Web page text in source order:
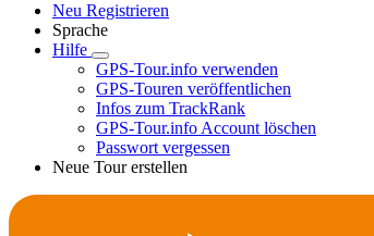
Neu Registrieren
Sprache
Hilfe
GPS-Tour.info verwenden
GPS-Touren veröffentlichen
Infos zum TrackRank
GPS-Tour.info Account löschen
Passwort vergessen
Neue Tour erstellen